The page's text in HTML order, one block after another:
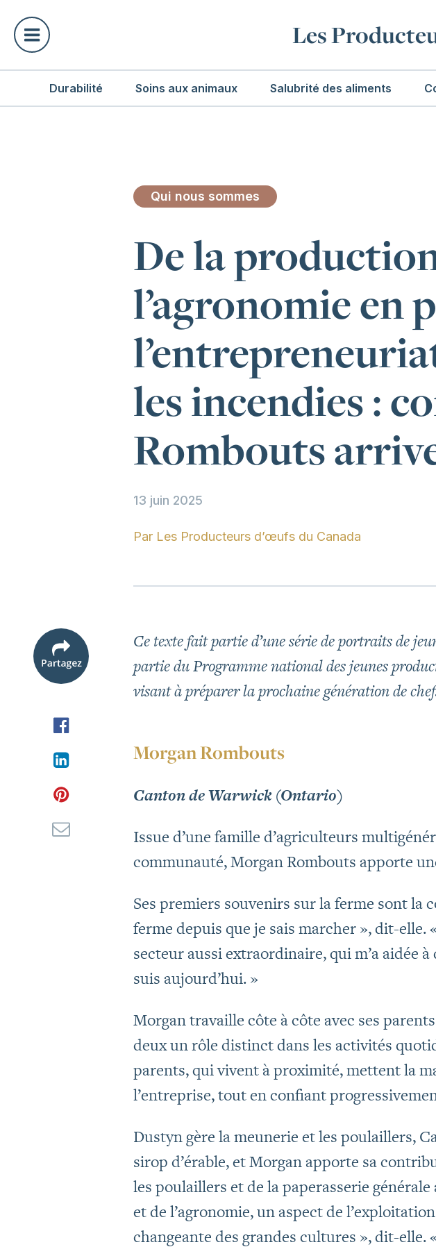
Les
Durabilité Soins aux animaux Salubrité des aliments
Qui nous sommes
De la
l’agronomie en
les incendies :
Rombouts
13 juin 2025
Par Les Producteurs d’œufs du Canada
Ce texte fait partie d’une série de portraits de
partie du Programme national des jeunes
visant à préparer la prochaine génération de
Morgan Rombouts
Canton de Warwick (Ontario)
Issue d’une famille d’agriculteurs
communauté, Morgan Rombouts apporte
Ses premiers souvenirs sur la ferme sont la
ferme depuis que je sais marcher », dit-elle.
secteur aussi extraordinaire, qui m’a aidée
suis aujourd’hui. »
Morgan travaille côte à côte avec ses
deux un rôle distinct dans les activités
parents, qui vivent à proximité, mettent la
l’entreprise, tout en confiant
Dustyn gère la meunerie et les poulaillers,
sirop d’érable, et Morgan apporte sa
les poulaillers et de la paperasserie
et de l’agronomie, un aspect de
changeante des grandes cultures », dit-